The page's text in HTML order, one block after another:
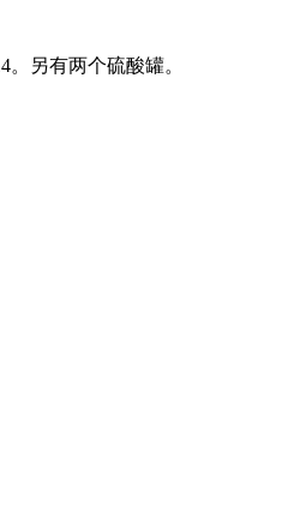
另有两个硫酸罐。